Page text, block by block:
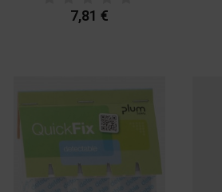
7,81 €